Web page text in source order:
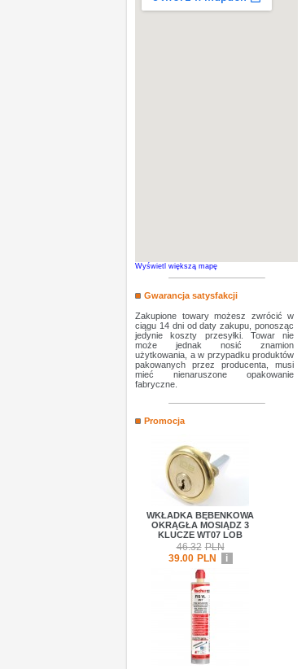
Wyświetl większą mapę
Gwarancja satysfakcji
Zakupione towary możesz zwrócić w
ciągu 14 dni od daty zakupu, ponosząc
jedynie koszty przesyłki. Towar nie
może jednak nosić znamion
użytkowania, a w przypadku produktów
pakowanych przez producenta, musi
mieć nienaruszone opakowanie
fabryczne.
Promocja
WKŁADKA BĘBENKOWA
OKRĄGŁA MOSIĄDZ 3
KLUCZE WT07 LOB
46.32 PLN
39.00 PLN i